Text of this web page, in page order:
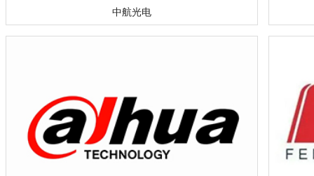
中航光电